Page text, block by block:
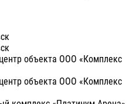
объекта ООО «Комплекс
объекта ООО «Комплекс